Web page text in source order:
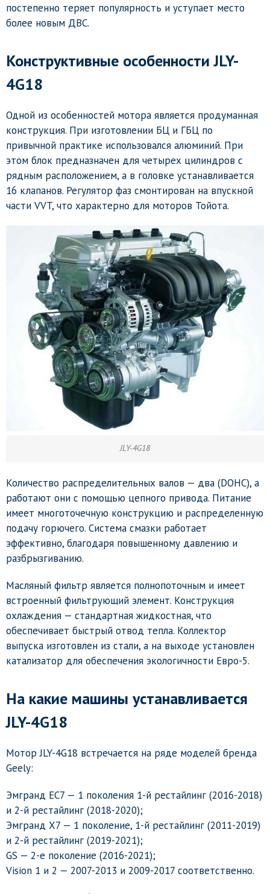
постепенно теряет популярность и уступает место
более новым ДВС.
Конструктивные особенности JLY-
4G18
Одной из особенностей мотора является продуманная
конструкция. При изготовлении БЦ и ГБЦ по
привычной практике использовался алюминий. При
этом блок предназначен для четырех цилиндров с
рядным расположением, а в головке устанавливается
16 клапанов. Регулятор фаз смонтирован на впускной
части VVT, что характерно для моторов Тойота.
JLY-4G18
Количество распределительных валов — два (DOHC), а
работают они с помощью цепного привода. Питание
имеет многоточечную конструкцию и распределенную
подачу горючего. Система смазки работает
эффективно, благодаря повышенному давлению и
разбрызгиванию.
Масляный фильтр является полнопоточным и имеет
встроенный фильтрующий элемент. Конструкция
охлаждения — стандартная жидкостная, что
обеспечивает быстрый отвод тепла. Коллектор
выпуска изготовлен из стали, а на выходе установлен
катализатор для обеспечения экологичности Евро-5.
На какие машины устанавливается
JLY-4G18
Мотор JLY-4G18 встречается на ряде моделей бренда
Geely:
Эмгранд ЕС7 — 1 поколения 1-й рестайлинг (2016-2018)
и 2-й рестайлинг (2018-2020);
Эмгранд Х7 — 1 поколение, 1-й рестайлинг (2011-2019)
и 2-й рестайлинг (2019-2021);
GS — 2-е поколение (2016-2021);
Vision 1 и 2 — 2007-2013 и 2009-2017 соответственно.